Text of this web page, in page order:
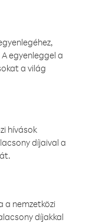
egyenleggel a
a világ
hívások
díjaival a
a nemzetközi
díjakkal